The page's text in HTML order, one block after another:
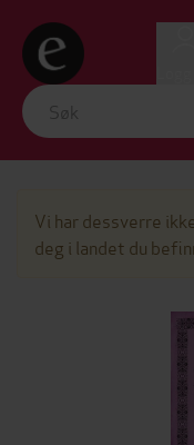
Vi har dessverre
deg i landet du